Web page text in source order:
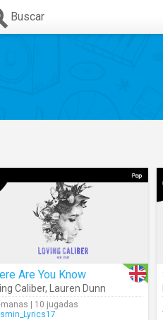
Buscar
Are You Know
Caliber, Lauren Dunn
| 10 jugadas